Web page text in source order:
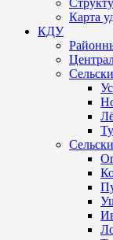
Карта
КДУ